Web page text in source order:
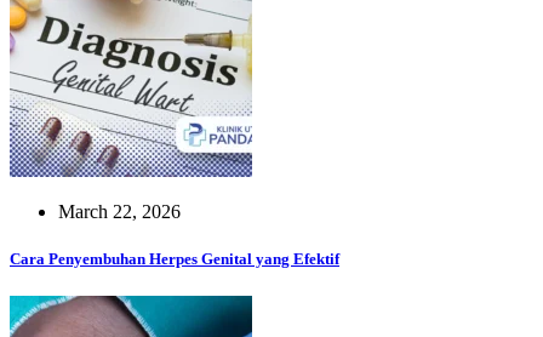
March 22, 2026
Cara Penyembuhan Herpes Genital yang Efektif